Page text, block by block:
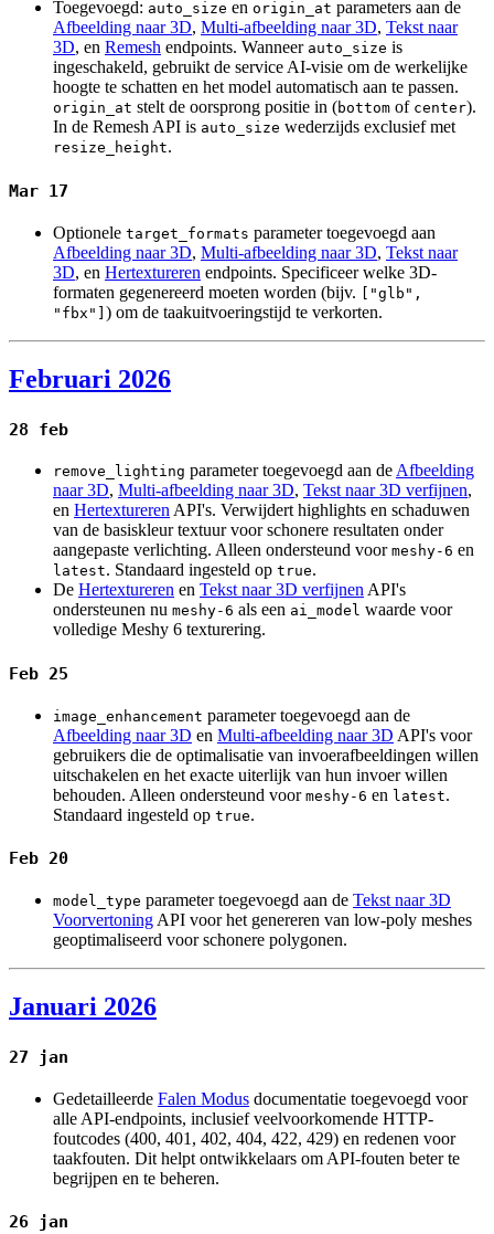
Toegevoegd: auto_size en origin_at parameters aan de
Afbeelding naar 3D, Multi-afbeelding naar 3D, Tekst naar
3D, en Remesh endpoints. Wanneer auto_size is
ingeschakeld, gebruikt de service AI-visie om de werkelijke
hoogte te schatten en het model automatisch aan te passen.
origin_at stelt de oorsprong positie in (bottom of center).
In de Remesh API is auto_size wederzijds exclusief met
resize_height.
Mar 17
Optionele target_formats parameter toegevoegd aan
Afbeelding naar 3D, Multi-afbeelding naar 3D, Tekst naar
3D, en Hertextureren endpoints. Specificeer welke 3D-
formaten gegenereerd moeten worden (bijv.
["glb",
"fbx"] ) om de taakuitvoeringstijd te verkorten.
Februari 2026
28 feb
remove_lighting parameter toegevoegd aan de Afbeelding
naar 3D, Multi-afbeelding naar 3D, Tekst naar 3D verfijnen,
en Hertextureren API's. Verwijdert highlights en schaduwen
van de basiskleur textuur voor schonere resultaten onder
aangepaste verlichting. Alleen ondersteund voor meshy-6 en
latest. Standaard ingesteld op true.
De Hertextureren en Tekst naar 3D verfijnen API's
ondersteunen nu meshy-6 als een ai_model waarde voor
volledige Meshy 6 texturering.
Feb 25
image_enhancement parameter toegevoegd aan de
Afbeelding naar 3D en Multi-afbeelding naar 3D API's voor
gebruikers die de optimalisatie van invoerafbeeldingen willen
uitschakelen en het exacte uiterlijk van hun invoer willen
behouden. Alleen ondersteund voor meshy-6 en latest.
Standaard ingesteld op true.
Feb 20
model_type parameter toegevoegd aan de Tekst naar 3D
Voorvertoning API voor het genereren van low-poly meshes
geoptimaliseerd voor schonere polygonen.
Januari 2026
27 jan
Gedetailleerde Falen Modus documentatie toegevoegd voor
alle API-endpoints, inclusief veelvoorkomende HTTP-
foutcodes (400, 401, 402, 404, 422, 429) en redenen voor
taakfouten. Dit helpt ontwikkelaars om API-fouten beter te
begrijpen en te beheren.
26 jan